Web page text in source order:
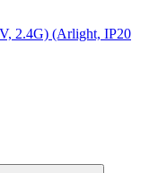
2.4G) (Arlight, IP20